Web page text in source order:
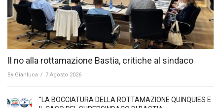
Il no alla rottamazione Bastia, critiche al sindaco
By Gianluca / 7 Agosto 2026
“LA BOCCIATURA DELLA ROTTAMAZIONE QUINQUIES E